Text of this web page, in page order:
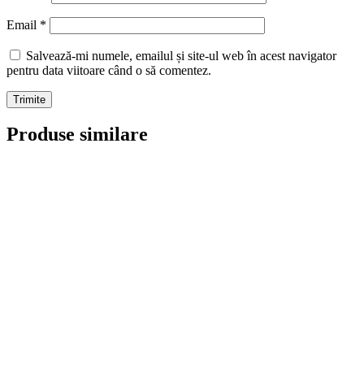
Email *
Salvează-mi numele, emailul și site-ul web în acest navigator
pentru data viitoare când o să comentez.
Produse similare